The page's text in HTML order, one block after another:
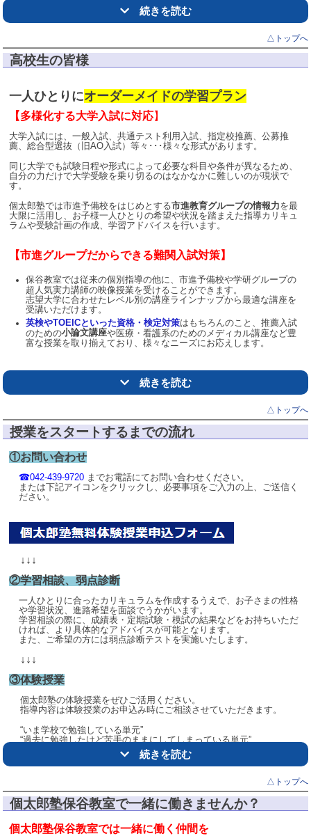
【中学受験指導も行っています】
ル・出題傾向に合わせた効率的な対策を行います。
ご希望の方には首都圏模試の模擬試験の対策、実施後の解説授業も
行います。
ト・デメリットなど、保護者の方の疑問にもできる限りお答えしま
ご興味のある方はぜひ教室までご連絡ください。
【☎042-439-9720 個太郎塾保谷教室】
続きを読む
△トップへ
高校生の皆様
一人ひとりにオーダーメイドの学習プラン
【多様化する大学入試に対応】
大学入試には、一般入試、共通テスト利用入試、指定校推薦、公募推
薦、総合型選抜（旧AO入試）等々･･･様々な形式があります。
同じ大学でも試験日程や形式によって必要な科目や条件が異なるため、
自分の力だけで大学受験を乗り切るのはなかなかに難しいのが現状で
す。
個太郎塾では市進予備校をはじめとする市進教育グループの情報力を最
大限に活用し、お子様一人ひとりの希望や状況を踏まえた指導カリキュ
ラムや受験計画の作成、学習アドバイスを行います。
【市進グループだからできる難関入試対策】
保谷教室では従来の個別指導の他に、市進予備校や学研グループの
超人気実力講師の映像授業を受けることができます。
志望大学に合わせたレベル別の講座ラインナップから最適な講座を
受講いただけます。
英検やTOEICといった資格・検定対策はもちろんのこと、推薦入試
のための小論文講座や医療・看護系のためのメディカル講座など豊
富な授業を取り揃えており、様々なニーズにお応えします。
【苦手科目のフォロー・定期試験対策も】
のが生じがち。そんなときは、ぜひ個太郎塾の個別指導を利用しましょ
う。
定期試験前にふだん受講していない科目を集中受講するのも効果的で
す！
無料体験授業（個別／映像）、無料学習・進路相談のお申込みはお気軽
【☎042-439-9720 個太郎塾保谷教室】
続きを読む
△トップへ
授業をスタートするまでの流れ
①お問い合わせ
☎042-439-9720 までお電話にてお問い合わせください。
または下記アイコンをクリックし、必要事項をご入力の上、ご送信く
ださい。
↓↓↓
②学習相談、弱点診断
一人ひとりに合ったカリキュラムを作成するうえで、お子さまの性格
や学習状況、進路希望を面談でうかがいます。
学習相談の際に、成績表・定期試験・模試の結果などをお持ちいただ
ければ、より具体的なアドバイ スが可能となります。
また、ご希望の方には弱点診断テストを実施いたします。
↓↓↓
③体験授業
個太郎塾の体験授業をぜひご活用ください。
指導内容は体験授業のお申込み時にご相談させていただきます。
“いま学校で勉強している単元”
“過去に勉強したけど苦手のままにしてしまっている単元”
など、一人ひとりに合わせて授業内容も工夫いたします。
続きを読む
△トップへ
個太郎塾保谷教室で一緒に働きませんか？
個太郎塾保谷教室では一緒に働く仲間を